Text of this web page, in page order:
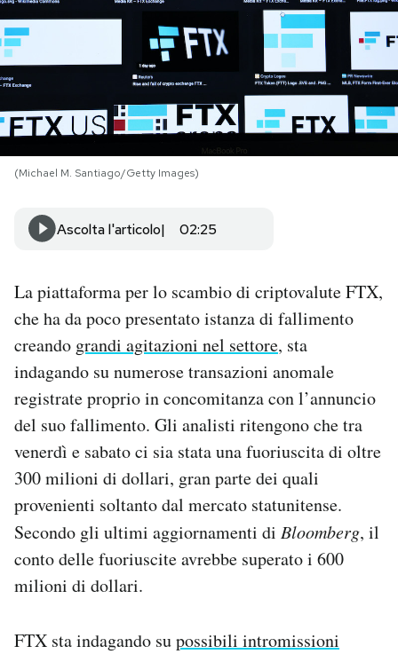
PODCAST
I MIEI PREFERITI
AREA PERSONALE
Area Personale
Newsletter
Notifiche mobile
Regala il Post
Hai bisogno di aiuto?
(Michael M. Santiago/Getty Images)
Ascolta l'articolo 02:25
La piattaforma per lo scambio di criptovalute FTX,
che ha da poco presentato istanza di fallimento
creando grandi agitazioni nel settore, sta
indagando su numerose transazioni anomale
registrate proprio in concomitanza con l’annuncio
del suo fallimento. Gli analisti ritengono che tra
venerdì e sabato ci sia stata una fuoriuscita di oltre
300 milioni di dollari, gran parte dei quali
provenienti soltanto dal mercato statunitense.
Secondo gli ultimi aggiornamenti di Bloomberg, il
conto delle fuoriuscite avrebbe superato i 600
milioni di dollari.
FTX sta indagando supossibili intromissioni